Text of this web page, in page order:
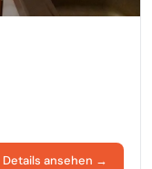
Details ansehen →